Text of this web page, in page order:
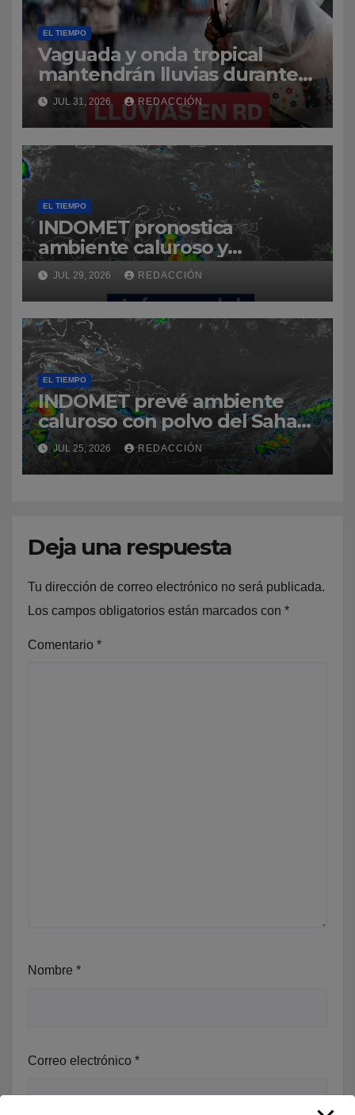
EL TIEMPO
Vaguada y onda tropical
mantendrán lluvias durante
el fin de semana en
República Dominicana,
advierte Jean Suriel
JUL 31, 2026 REDACCIÓN
EL TIEMPO
INDOMET pronostica
ambiente caluroso y
aguaceros locales para varias
provincias este miércoles
JUL 29, 2026 REDACCIÓN
EL TIEMPO
INDOMET prevé ambiente
caluroso con polvo del Sahara
y aguaceros aislados en varias
provincias este sábado
JUL 25, 2026 REDACCIÓN
Deja una respuesta
Tu dirección de correo electrónico no será publicada.
Los campos obligatorios están marcados con *
Comentario *
Nombre *
Correo electrónico *